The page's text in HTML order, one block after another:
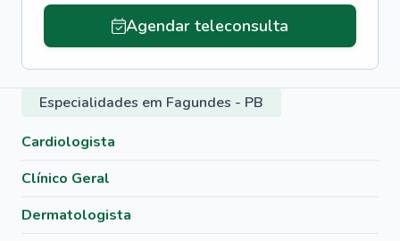
Agendar teleconsulta
Especialidades em Fagundes - PB
Cardiologista
Clínico Geral
Dermatologista